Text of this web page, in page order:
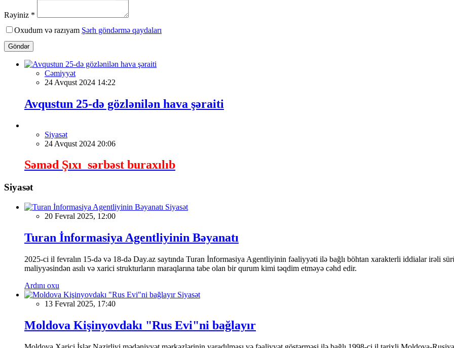
Rəyiniz *
Oxudum və razıyam Şərh göndərmə qaydaları
Göndər
Cəmiyyət
24 Avqust 2024 14:22
Avqustun 25-də gözlənilən hava şəraiti
Siyasət
24 Avqust 2024 20:06
Səməd Şıxı sərbəst buraxılıb
Siyasət
Siyasət
20 Fevral 2025, 12:00
Turan İnformasiya Agentliyinin Bəyanatı
2025-ci il fevralın 15-də və 18-də Day.az saytında Turan İnformasiya Agentliyinin fəaliyyəti ilə bağlı böhtan xarakterli iddialar irəli
maliyyəsindən asılı və xarici strukturların maraqlarına tabe olan bir qurum kimi təqdim etməyə cəhd edir.
Ardını oxu
Siyasət
13 Fevral 2025, 17:40
Moldova Kişinyovdakı "Rus Evi"ni bağlayır